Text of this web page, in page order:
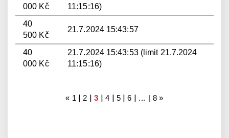
000 Kč
11:15:16)
40
500 Kč
21.7.2024 15:43:57
40
000 Kč
21.7.2024 15:43:53 (limit 21.7.2024
11:15:16)
« 1 |2 |3 | 4 | 5 |6 | ... | 8 »